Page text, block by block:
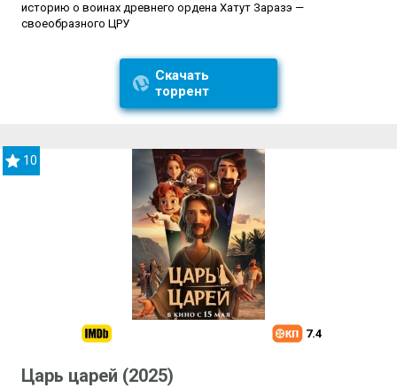
историю о воинах древнего ордена Хатут Заразэ —
своеобразного ЦРУ
Скачать
торрент
10
7.4
Царь царей (2025)